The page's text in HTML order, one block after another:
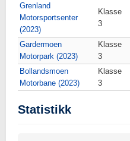
Grenland
Motorsportsenter
(2023)
Klasse
3
Gardermoen
Motorpark (2023)
Klasse
3
Bollandsmoen
Motorbane (2023)
Klasse
3
Statistikk